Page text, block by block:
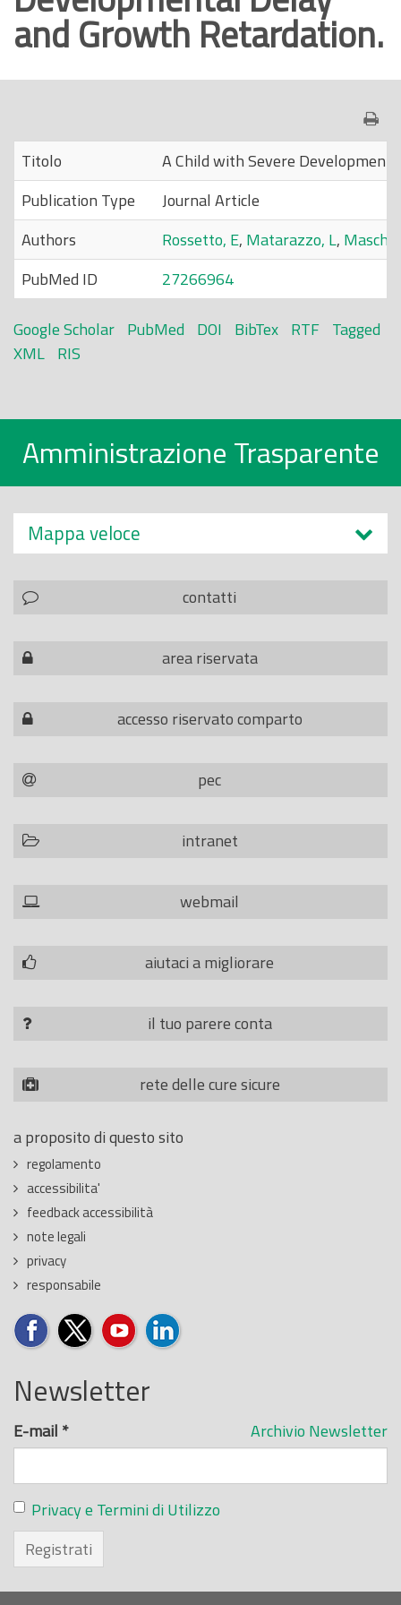
and Growth Retardation.
Titolo
A Child with Severe
Publication Type
Journal Article
Authors
Rossetto, E, Matarazzo, L,
PubMed ID
27266964
Google Scholar PubMed DOI BibTex RTF Tagged
XML RIS
Amministrazione Trasparente
Mappa veloce
contatti
area riservata
accesso riservato comparto
pec
intranet
webmail
aiutaci a migliorare
il tuo parere conta
rete delle cure sicure
a proposito di questo sito
regolamento
accessibilita'
feedback accessibilità
note legali
privacy
responsabile
Newsletter
Archivio Newsletter
E-mail *
Privacy e Termini di Utilizzo
Registrati